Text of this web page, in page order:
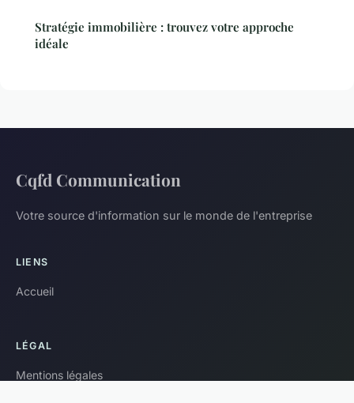
Stratégie immobilière : trouvez votre approche
idéale
Cqfd Communication
Votre source d'information sur le monde de l'entreprise
LIENS
Accueil
LÉGAL
Mentions légales